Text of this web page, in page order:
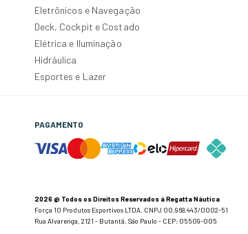
Eletrônicos e Navegação
Deck, Cockpit e Costado
Elétrica e Iluminação
Hidráulica
Esportes e Lazer
PAGAMENTO
2026 @ Todos os Direitos Reservados à Regatta Náutica
Força 10 Produtos Esportivos LTDA. CNPJ 00.968.443/0002-51
Rua Alvarenga, 2121 - Butantã, São Paulo - CEP: 05509-005